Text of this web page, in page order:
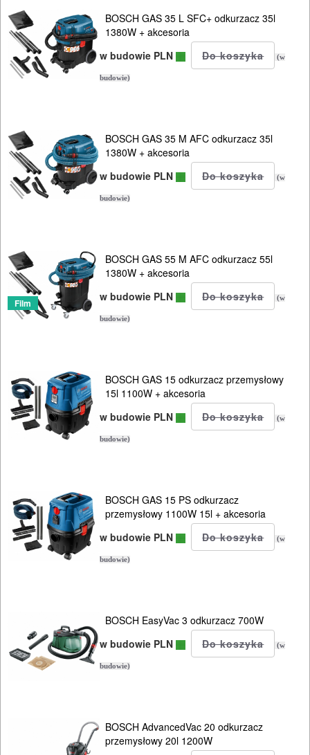
szlifierki
oscylacyjne
szlifierki
szlifierki
stołowe
szlifierki
tarczowe
taśmowe
ukosnice
do
ukośnice
do
metalu
wielofunkcyjne
ręczne
wiertarki
stołowe
sieciowe
wycinarki
wyrzynarki
BOSCH GAS 35 L SFC+ odkurzacz 35l
1380W + akcesoria
w budowie PLN
(w
budowie)
BOSCH GAS 35 M AFC odkurzacz 35l
1380W + akcesoria
w budowie PLN
(w
budowie)
Film
BOSCH GAS 55 M AFC odkurzacz 55l
1380W + akcesoria
w budowie PLN
(w
budowie)
BOSCH GAS 15 odkurzacz przemysłowy
15l 1100W + akcesoria
w budowie PLN
(w
budowie)
BOSCH GAS 15 PS odkurzacz
przemysłowy 1100W 15l + akcesoria
w budowie PLN
(w
budowie)
BOSCH EasyVac 3 odkurzacz 700W
w budowie PLN
(w
budowie)
BOSCH AdvancedVac 20 odkurzacz
przemysłowy 20l 1200W